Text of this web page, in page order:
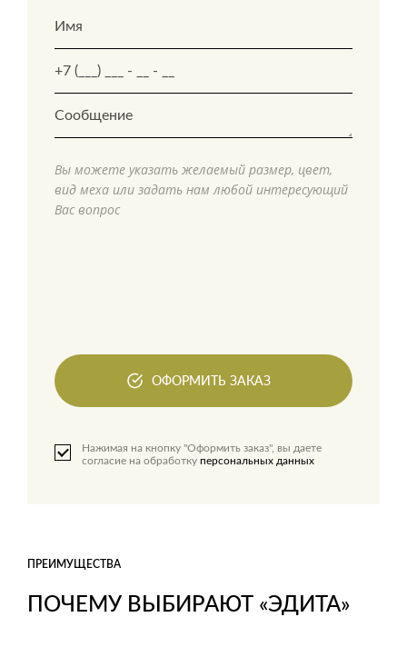
Вы можете указать желаемый размер, цвет,
вид меха или задать нам любой интересующий
Вас вопрос
ОФОРМИТЬ ЗАКАЗ
Нажимая на кнопку "Оформить заказ", вы даете
согласие на обработку персональных данных
ПОЧЕМУ ВЫБИРАЮТ «ЭДИТА»
ПРЕИМУЩЕСТВА